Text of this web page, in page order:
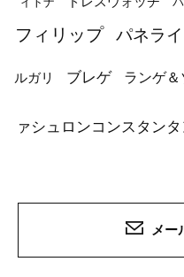
フィリップ
パネライ
ルガリ ブレゲ ランゲ＆
ァシュロンコンスタンタ
メー